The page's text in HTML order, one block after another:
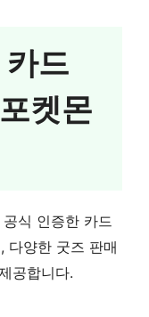
카드
켓몬
식 인증한 카드
다양한 굿즈 판매
공합니다.